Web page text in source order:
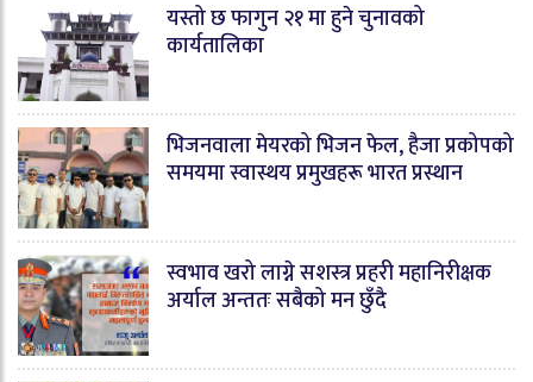
यस्तो छ फागुन २१ मा हुने चुनावको
कार्यतालिका
भिजनवाला मेयरको भिजन फेल, हैजा प्रकोपको
समयमा स्वास्थय प्रमुखहरू भारत प्रस्थान
स्वभाव खरो लाग्ने सशस्त्र प्रहरी महानिरीक्षक
अर्याल अन्ततः सबैको मन छुँदै